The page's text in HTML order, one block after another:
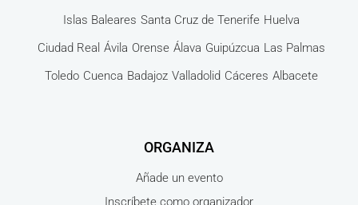
Islas Baleares Santa Cruz de Tenerife Huelva
Ciudad Real Ávila Orense Álava Guipúzcua Las Palmas
Toledo Cuenca Badajoz Valladolid Cáceres Albacete
ORGANIZA
Añade un evento
Inscríbete como organizador